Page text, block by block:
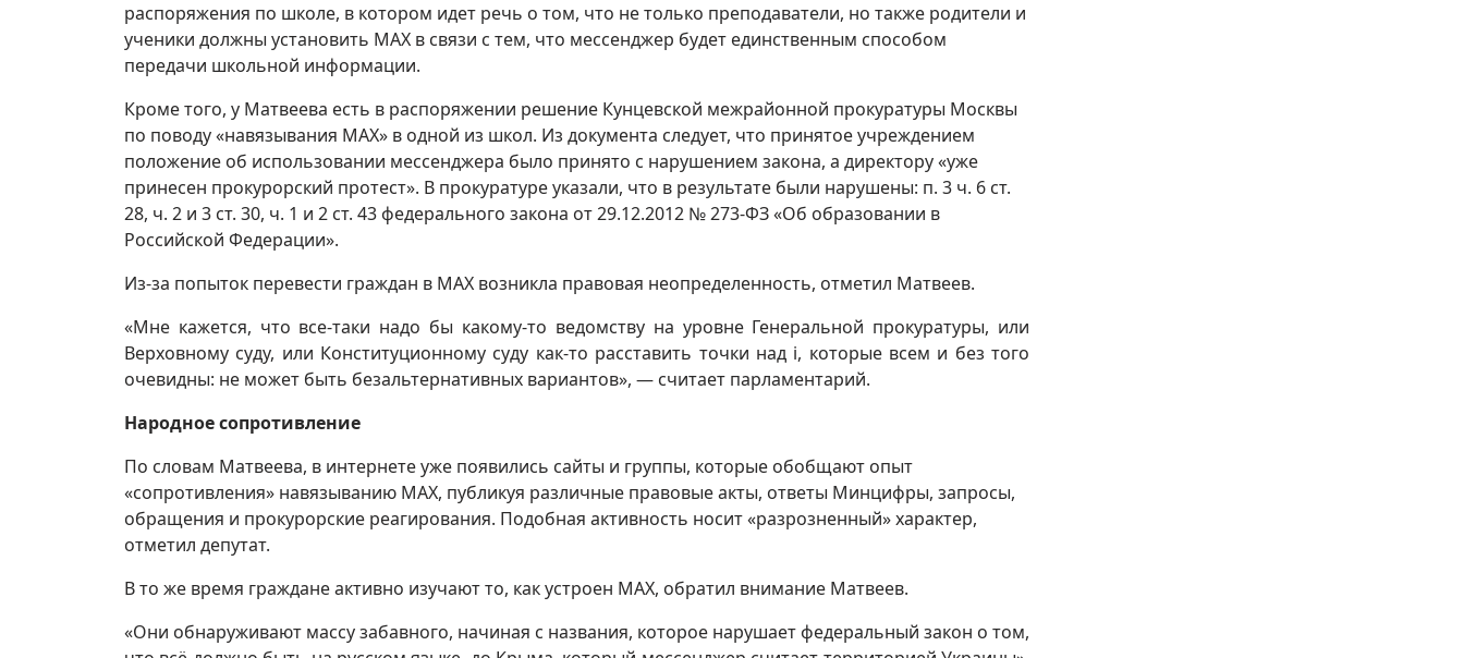
распоряжения по школе, в котором идет речь о том, что не только преподаватели, но также родители и
ученики должны установить MAX в связи с тем, что мессенджер будет единственным способом
передачи школьной информации.
Кроме того, у Матвеева есть в распоряжении решение Кунцевской межрайонной прокуратуры Москвы
по поводу «навязывания MAX» в одной из школ. Из документа следует, что принятое учреждением
положение об использовании мессенджера было принято с нарушением закона, а директору «уже
принесен прокурорский протест». В прокуратуре указали, что в результате были нарушены: п. 3 ч. 6 ст.
28, ч. 2 и 3 ст. 30, ч. 1 и 2 ст. 43 федерального закона от 29.12.2012 № 273-ФЗ «Об образовании в
Российской Федерации».
Из-за попыток перевести граждан в MAX возникла правовая неопределенность, отметил Матвеев.
«Мне кажется, что все-таки надо бы какому-то ведомству на уровне Генеральной прокуратуры, или
Верховному суду, или Конституционному суду как-то расставить точки над i, которые всем и без того
очевидны: не может быть безальтернативных вариантов», — считает парламентарий.
Народное сопротивление
По словам Матвеева, в интернете уже появились сайты и группы, которые обобщают опыт
«сопротивления» навязыванию MAX, публикуя различные правовые акты, ответы Минцифры, запросы,
обращения и прокурорские реагирования. Подобная активность носит «разрозненный» характер,
отметил депутат.
В то же время граждане активно изучают то, как устроен MAX, обратил внимание Матвеев.
«Они обнаруживают массу забавного, начиная с названия, которое нарушает федеральный закон о том,